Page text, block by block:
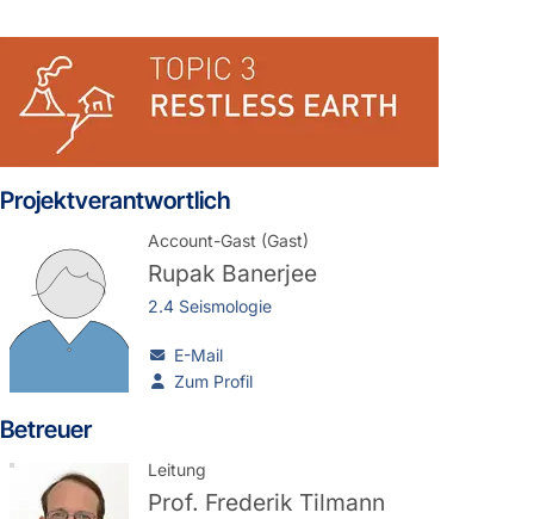
Projektverantwortlich
Account-Gast (Gast)
Rupak Banerjee
2.4 Seismologie
E-Mail
Zum Profil
Betreuer
Leitung
Prof. Frederik Tilmann